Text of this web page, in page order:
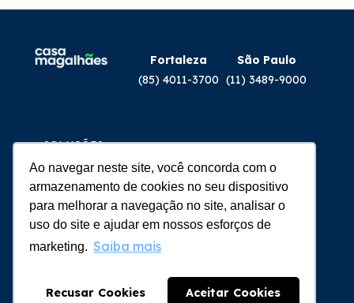
Ao navegar neste site, você concorda com o
armazenamento de cookies no seu dispositivo
para melhorar a navegação no site, analisar o
uso do site e ajudar em nossos esforços de
marketing. Saiba mais
Recusar Cookies Aceitar Cookies
Fortaleza
(85) 4011-3700
São Paulo
(11) 3489-9000
SOLUÇÕES
EQUIPAMENTOS
SIGA-NOS: